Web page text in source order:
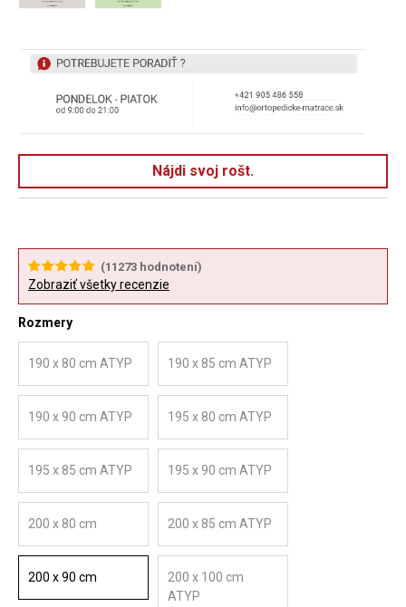
Nájdi svoj rošt.
(11273 hodnotení)
Zobraziť všetky recenzie
Rozmery
190 x 80 cm ATYP 190 x 85 cm ATYP
190 x 90 cm ATYP 195 x 80 cm ATYP
195 x 85 cm ATYP 195 x 90 cm ATYP
200 x 80 cm 200 x 85 cm ATYP
200 x 90 cm
200 x 100 cm
ATYP